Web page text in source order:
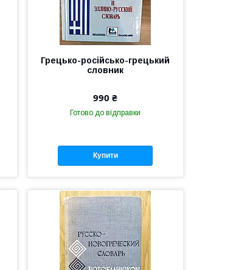
Грецько-російсько-грецький
словник
990 ₴
Готово до відправки
Купити